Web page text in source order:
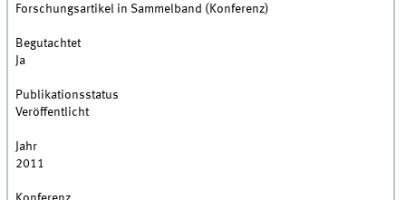
Forschungsartikel in Sammelband (Konferenz)
Begutachtet
Ja
Publikationsstatus
Veröffentlicht
Jahr
2011